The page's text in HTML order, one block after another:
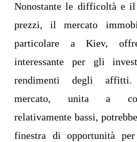
Nonostante le difficoltà e
prezzi, il mercato
particolare a Kiev,
interessante per gli
rendimenti degli
mercato, unita a
relativamente bassi,
finestra di opportunità